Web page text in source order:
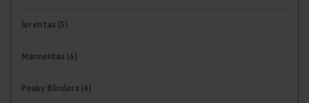
leren tas (5)
Mannentas (6)
Peaky Blinders (4)